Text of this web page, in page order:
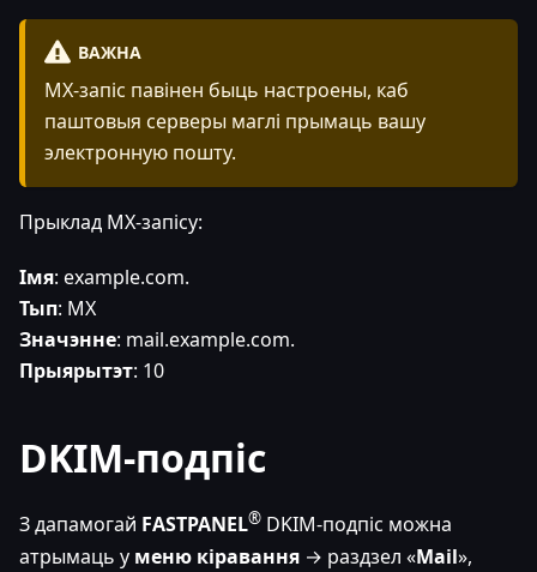
ВАЖНА
MX-запіс павінен быць настроены, каб
паштовыя серверы маглі прымаць вашу
электронную пошту.
Прыклад MX-запісу:
Імя: example.com.
Тып: MX
Значэнне: mail.example.com.
Прыярытэт: 10
DKIM-подпіс
З дапамогай FASTPANEL® DKIM-подпіс можна
атрымаць у меню кіравання → раздзел «Mail»,